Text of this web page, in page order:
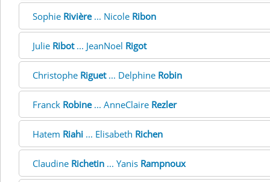
Sophie Rivière... Nicole Ribon
Julie Ribot... JeanNoel Rigot
Christophe Riguet... Delphine Robin
Franck Robine... AnneClaire Rezler
Hatem Riahi ... Elisabeth Richen
Claudine Richetin ... Yanis Rampnoux